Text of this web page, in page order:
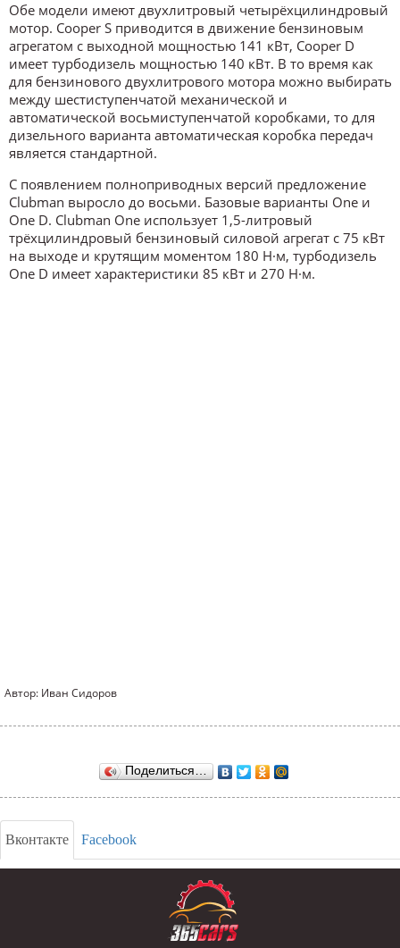
Обе модели имеют двухлитровый четырёхцилиндровый
мотор. Cooper S приводится в движение бензиновым
агрегатом с выходной мощностью 141 кВт, Cooper D
имеет турбодизель мощностью 140 кВт. В то время как
для бензинового двухлитрового мотора можно выбирать
между шестиступенчатой механической и
автоматической восьмиступенчатой коробками, то для
дизельного варианта автоматическая коробка передач
является стандартной.
С появлением полноприводных версий предложение
Clubman выросло до восьми. Базовые варианты One и
One D. Clubman One использует 1,5-литровый
трёхцилиндровый бензиновый силовой агрегат с 75 кВт
на выходе и крутящим моментом 180 Н·м, турбодизель
One D имеет характеристики 85 кВт и 270 Н·м.
Автор: Иван Сидоров
Поделиться…
Вконтакте Facebook